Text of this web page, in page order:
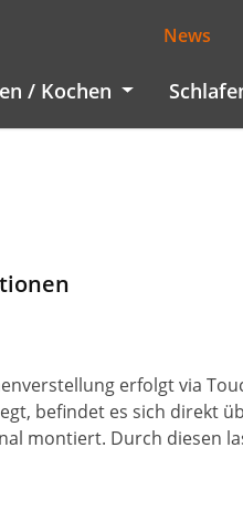
News
/ Kochen
erfolgt via
befindet es sich direkt
montiert. Durch diesen